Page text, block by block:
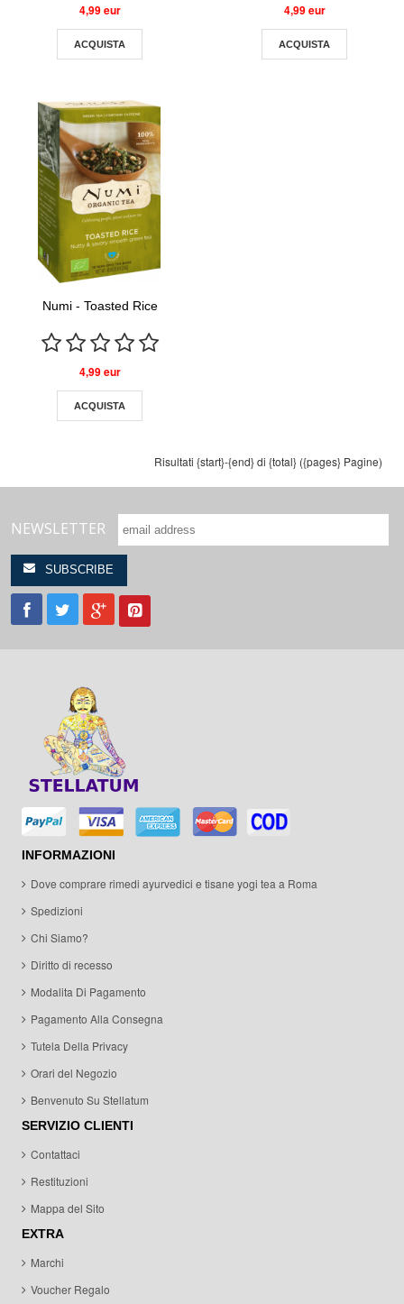
4,99 eur
ACQUISTA
4,99 eur
ACQUISTA
Numi - Toasted Rice
4,99 eur
ACQUISTA
Risultati {start}-{end} di {total} ({pages} Pagine)
NEWSLETTER
INFORMAZIONI
Dove comprare rimedi ayurvedici e tisane yogi tea a Roma
Spedizioni
Chi Siamo?
Diritto di recesso
Modalita Di Pagamento
Pagamento Alla Consegna
Tutela Della Privacy
Orari del Negozio
Benvenuto Su Stellatum
SERVIZIO CLIENTI
Contattaci
Restituzioni
Mappa del Sito
EXTRA
Marchi
Voucher Regalo